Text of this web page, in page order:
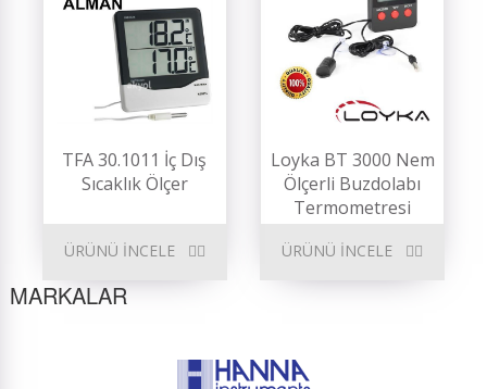
Loyka BT 3000 Nem
Ölçerli Buzdolabı
Termometresi
ÜRÜNÜ İNCELE
TFA 30.1011 İç Dış
Sıcaklık Ölçer
ÜRÜNÜ İNCELE
MARKALAR